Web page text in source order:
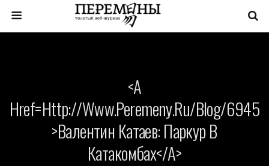
<a
Href=http://www.peremeny.ru/blog/6945
>Валентин Катаев: Паркур В
Катакомбах</a>